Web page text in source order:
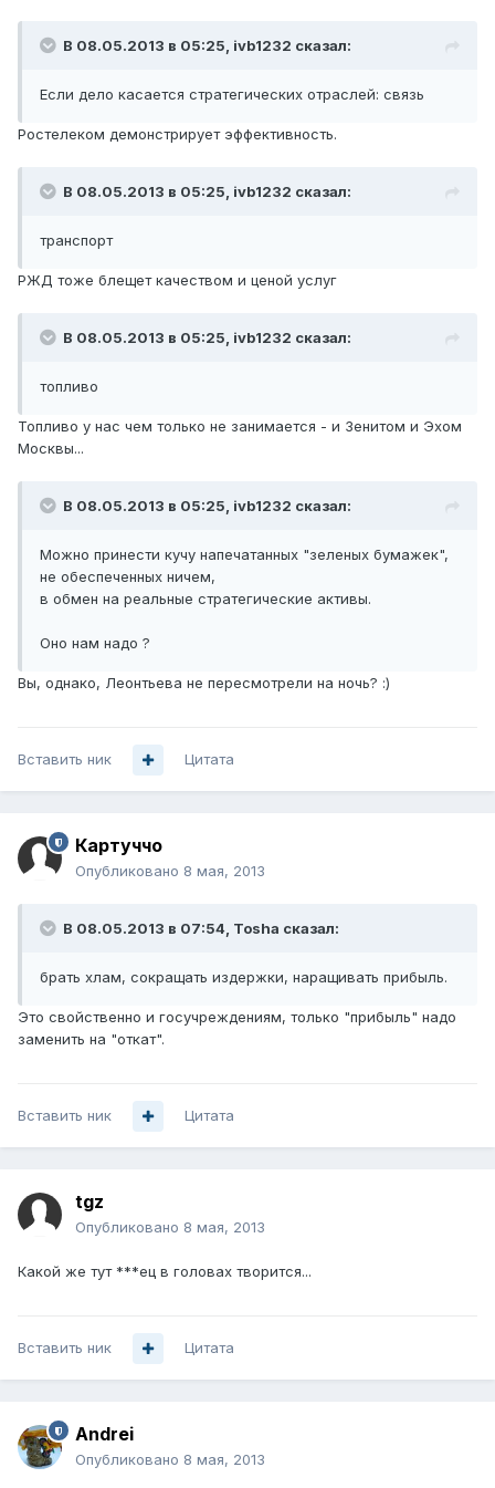
В 08.05.2013 в 05:25, ivb1232 сказал:
Если дело касается стратегических отраслей: связь
Ростелеком демонстрирует эффективность.
В 08.05.2013 в 05:25, ivb1232 сказал:
транспорт
РЖД тоже блещет качеством и ценой услуг
В 08.05.2013 в 05:25, ivb1232 сказал:
топливо
Топливо у нас чем только не занимается - и Зенитом и Эхом
Москвы...
В 08.05.2013 в 05:25, ivb1232 сказал:
Можно принести кучу напечатанных "зеленых бумажек",
не обеспеченных ничем,
в обмен на реальные стратегические активы.
Оно нам надо ?
Вы, однако, Леонтьева не пересмотрели на ночь? :)
Вставить ник Цитата
Картуччо
Опубликовано 8 мая, 2013
В 08.05.2013 в 07:54, Tosha сказал:
брать хлам, сокращать издержки, наращивать прибыль.
Это свойственно и госучреждениям, только "прибыль" надо
заменить на "откат".
Вставить ник Цитата
tgz
Опубликовано 8 мая, 2013
Какой же тут ***ец в головах творится...
Вставить ник Цитата
Andrei
Опубликовано 8 мая, 2013